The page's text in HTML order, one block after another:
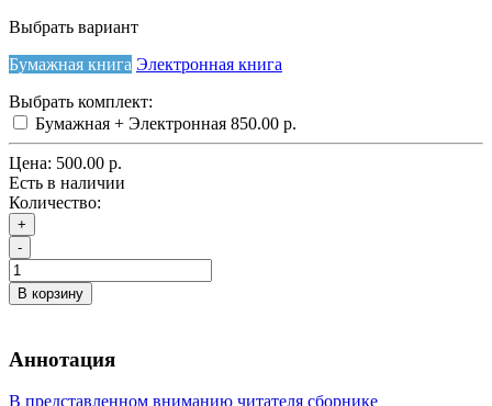
Выбрать вариант
Бумажная книга Электронная книга
Выбрать комплект:
Бумажная + Электронная 850.00 р.
Цена: 500.00 р.
Есть в наличии
Количество:
+
-
В корзину
Аннотация
В представленном вниманию читателя сборнике